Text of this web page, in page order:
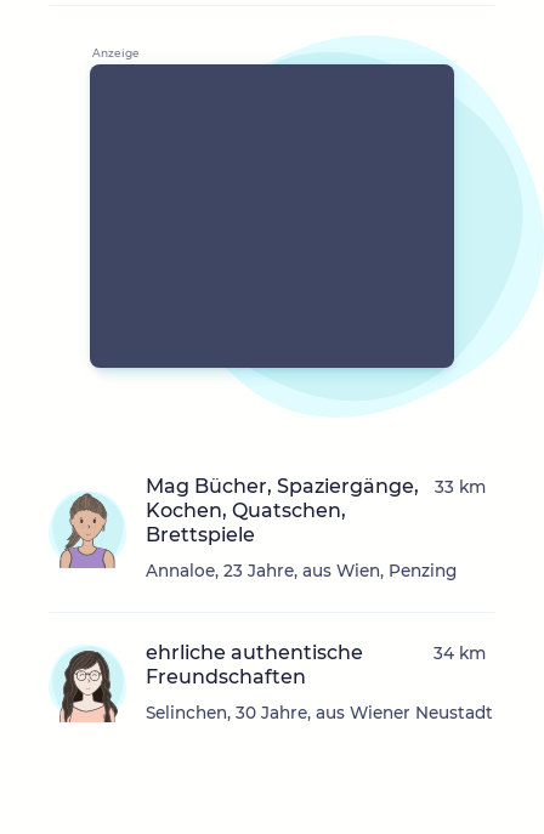
Mag Bücher, Spaziergänge,
Kochen, Quatschen,
Brettspiele
Annaloe, 23 Jahre, aus Wien, Penzing
33 km
ehrliche authentische
Freundschaften
Selinchen, 30 Jahre, aus Wiener Neustadt
34 km